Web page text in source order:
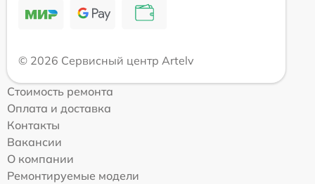
© 2026 Сервисный центр Artelv
Стоимость ремонта
Оплата и доставка
Контакты
Вакансии
О компании
Ремонтируемые модели